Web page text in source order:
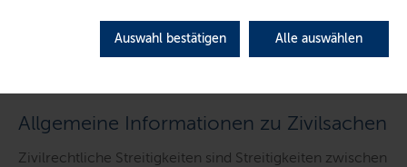
Auswahl bestätigen Alle auswählen
Inhalte dieser Seite
Allgemeine Informationen zu Zivilsachen
Zivilrechtliche Streitigkeiten sind Streitigkeiten zwischen